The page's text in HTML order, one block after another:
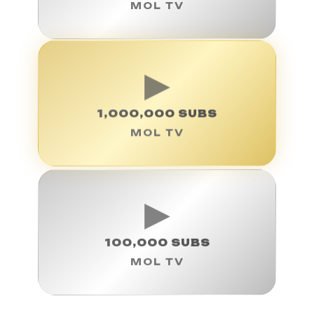
MOL TV
▶
1,000,000 SUBS
MOL TV
▶
100,000 SUBS
MOL TV